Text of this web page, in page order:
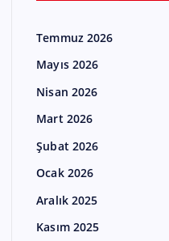
Temmuz 2026
Mayıs 2026
Nisan 2026
Mart 2026
Şubat 2026
Ocak 2026
Aralık 2025
Kasım 2025